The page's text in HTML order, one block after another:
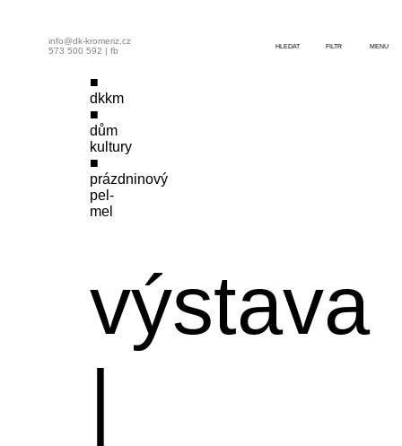
dkkm
dům
kultury
prázdninový
pel-
mel
výstava
|
info@dk-kromeriz.cz
573 500 592 | fb HLEDAT FILTR MENU